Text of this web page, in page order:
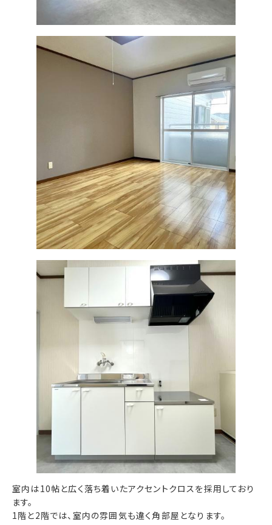
室内は10帖と広く落ち着いたアクセントクロスを採用しており
ます。
1階と2階では、室内の雰囲気も違く角部屋となります。